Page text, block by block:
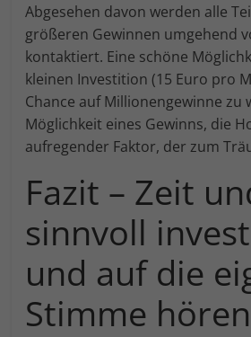
Abgesehen davon werden alle
größeren Gewinnen umgehend
kontaktiert. Eine schöne
kleinen Investition (15 Euro pro
Chance auf Millionengewinne zu
Möglichkeit eines Gewinns, die
aufregender Faktor, der zum
Fazit – Zeit
sinnvoll
und auf die
Stimme hören